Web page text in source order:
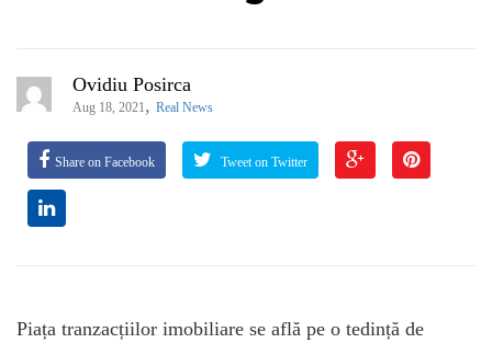
Ovidiu Posirca
Aug 18, 2021, Real News
Share on Facebook Tweet on Twitter
Piața tranzacțiilor imobiliare se află pe o tedință de